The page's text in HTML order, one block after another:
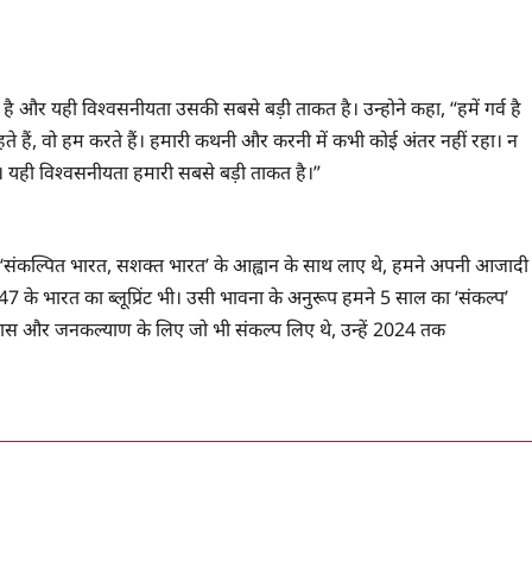
यही विश्वसनीयता उसकी सबसे बड़ी ताकत है। उन्होने कहा, “हमें गर्व है
हैं, वो हम करते हैं। हमारी कथनी और करनी में कभी कोई अंतर नहीं रहा। न
विश्वसनीयता हमारी सबसे बड़ी ताकत है।”
‘संकल्पित भारत, सशक्त भारत’ के आह्वान के साथ लाए थे, हमने अपनी आजादी
के भारत का ब्लूप्रिंट भी। उसी भावना के अनुरूप हमने 5 साल का ‘संकल्प’
और जनकल्याण के लिए जो भी संकल्प लिए थे, उन्हें 2024 तक